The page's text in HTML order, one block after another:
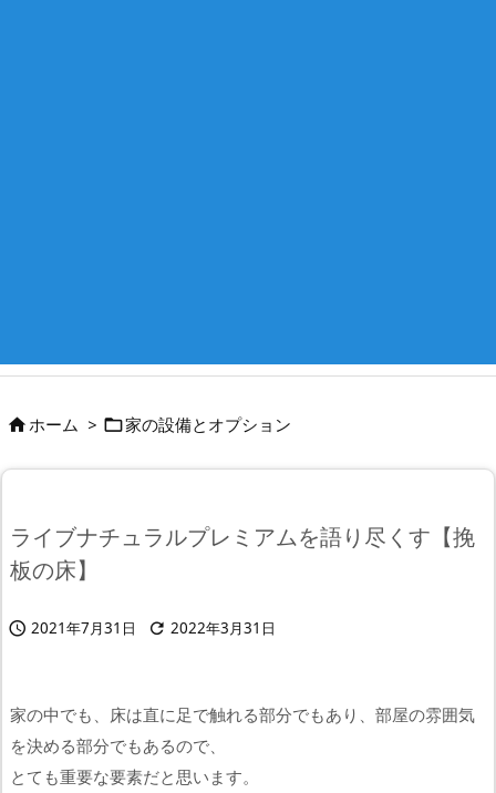
ホーム > 家の設備とオプション
ライブナチュラルプレミアムを語り尽くす【挽
板の床】
 2021年7月31日  2022年3月31日
家の中でも、床は直に足で触れる部分でもあり、部屋の雰囲気
を決める部分でもあるので、
とても重要な要素だと思います。